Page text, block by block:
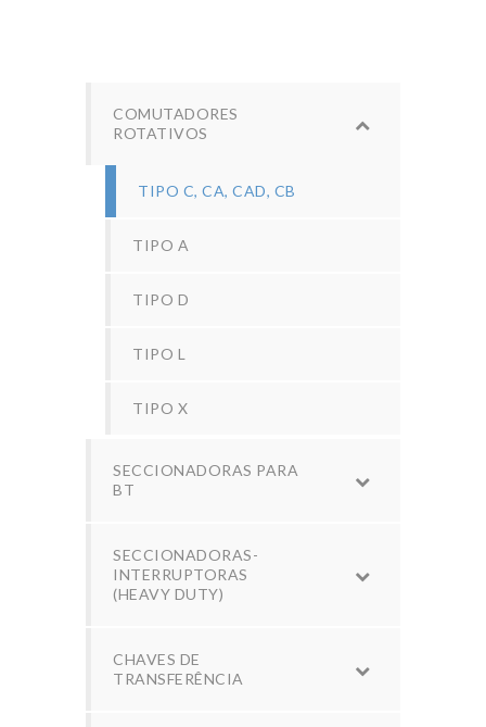
COMUTADORES
ROTATIVOS
TIPO C, CA, CAD, CB
TIPO A
TIPO D
TIPO L
TIPO X
SECCIONADORAS PARA
BT
SECCIONADORAS-
INTERRUPTORAS
(HEAVY DUTY)
CHAVES DE
TRANSFERÊNCIA